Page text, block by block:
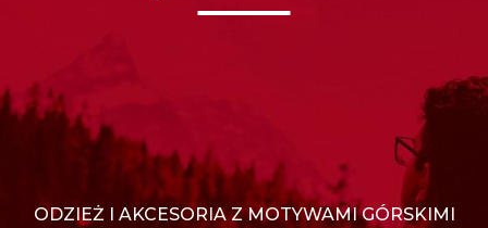
ODZIEŻ I AKCESORIA Z MOTYWAMI GÓRSKIMI